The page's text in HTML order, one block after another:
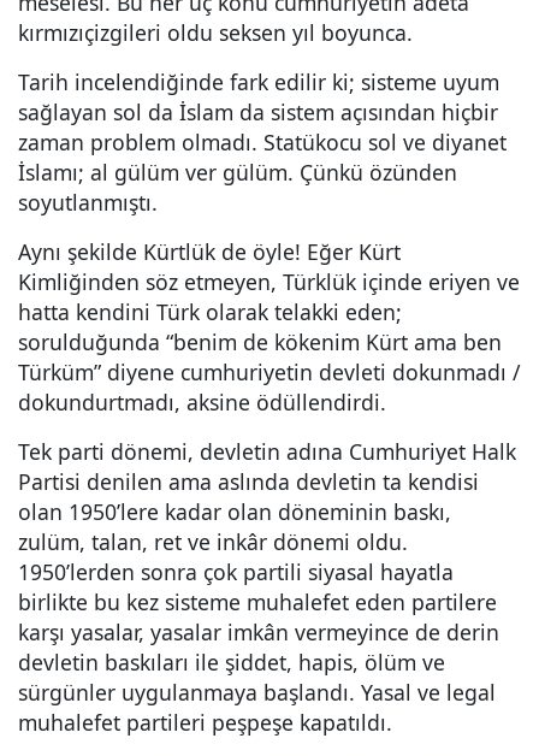
kırmızıçizgileri oldu seksen yıl boyunca.
Tarih incelendiğinde fark edilir ki; sisteme uyum
sağlayan sol da İslam da sistem açısından hiçbir
zaman problem olmadı. Statükocu sol ve diyanet
İslamı; al gülüm ver gülüm. Çünkü özünden
soyutlanmıştı.
Aynı şekilde Kürtlük de öyle! Eğer Kürt
Kimliğinden söz etmeyen, Türklük içinde eriyen ve
hatta kendini Türk olarak telakki eden;
sorulduğunda “benim de kökenim Kürt ama ben
Türküm” diyene cumhuriyetin devleti dokunmadı /
dokundurtmadı, aksine ödüllendirdi.
Tek parti dönemi, devletin adına Cumhuriyet Halk
Partisi denilen ama aslında devletin ta kendisi
olan 1950’lere kadar olan döneminin baskı,
zulüm, talan, ret ve inkâr dönemi oldu.
1950’lerden sonra çok partili siyasal hayatla
birlikte bu kez sisteme muhalefet eden partilere
karşı yasalar, yasalar imkân vermeyince de derin
devletin baskıları ile şiddet, hapis, ölüm ve
sürgünler uygulanmaya başlandı. Yasal ve legal
muhalefet partileri peşpeşe kapatıldı.